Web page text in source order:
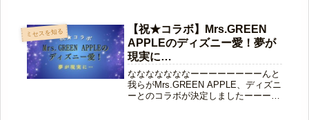
の？」というミセス初心者のそこのあ
なた。この記事では、簡単...
ミセスを知る
【祝★コラボ】Mrs.GREEN
APPLEのディズニー愛！夢が
現実に…
なななななななーーーーーーーーんと
我らがMrs.GREEN APPLE、ディズニ
ーとのコラボが決定しましたーーーー